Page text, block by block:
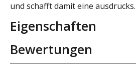
und schafft damit eine
Eigenschaften
Bewertungen